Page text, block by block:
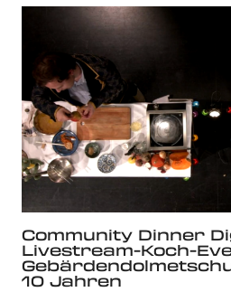
Community Dinner
Livestream-Koch-
10 Jahren